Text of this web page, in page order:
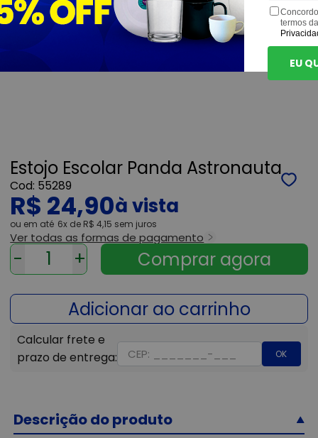
Estojo Escolar Panda Astronauta
55289
R$ 24,90
ou 6x de R$ 4,15 sem juros
Ver todas as formas de pagamento
- +
OK
Descrição do produto
termos
EU